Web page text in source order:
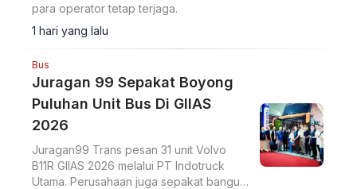
para operator tetap terjaga.
1 hari yang lalu
Bus
Juragan 99 Sepakat Boyong
Puluhan Unit Bus Di GIIAS
2026
Juragan99 Trans pesan 31 unit Volvo
B11R GIIAS 2026 melalui PT Indotruck
Utama. Perusahaan juga sepakat bangun